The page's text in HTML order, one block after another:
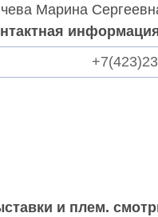
Марина
и плем.